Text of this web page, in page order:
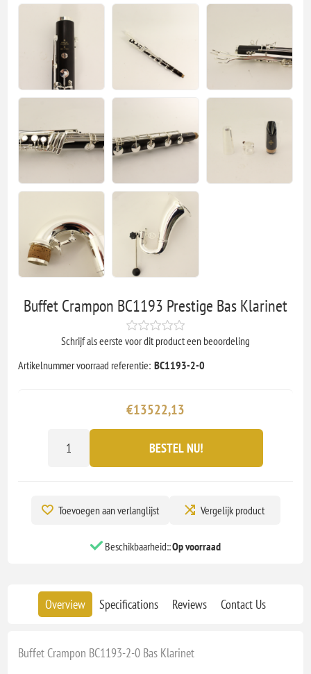
Buffet Crampon BC1193 Prestige Bas Klarinet
Schrijf als eerste voor dit product een beoordeling
Artikelnummer voorraad referentie: BC1193-2-0
€13522,13
BESTEL NU!
Toevoegen aan verlanglijst Vergelijk product
Beschikbaarheid::Op voorraad
Overview Specifications Reviews Contact Us
Buffet Crampon BC1193-2-0 Bas Klarinet